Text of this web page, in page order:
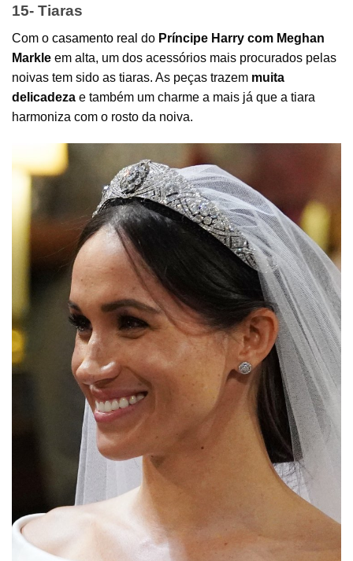
15- Tiaras
Com o casamento real do Príncipe Harry com Meghan
Markle em alta, um dos acessórios mais procurados pelas
noivas tem sido as tiaras. As peças trazem muita
delicadeza e também um charme a mais já que a tiara
harmoniza com o rosto da noiva.